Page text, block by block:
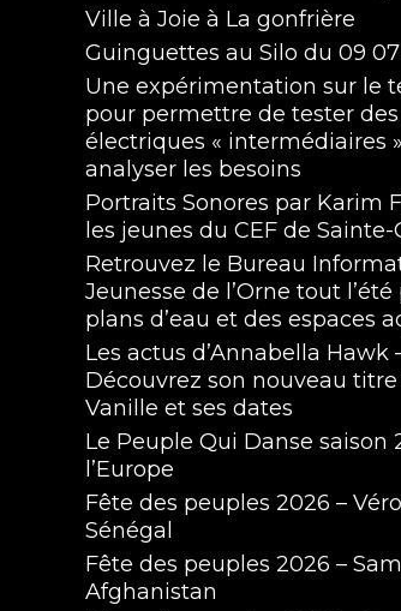
Ville à Joie à La gonfrière
Guinguettes au Silo du 09
Une expérimentation sur le
pour permettre de tester
électriques « intermédiaires
analyser les besoins
Portraits Sonores par Karim
les jeunes du CEF de
Retrouvez le Bureau
Jeunesse de l’Orne tout l’été
plans d’eau et des espaces
Les actus d’Annabella Hawk
Découvrez son nouveau
Vanille et ses dates
Le Peuple Qui Danse saison
l’Europe
Fête des peuples 2026 –
Sénégal
Fête des peuples 2026 –
Afghanistan